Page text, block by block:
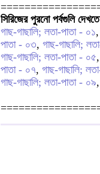
সিরিজের পুরনো পর্বগুলি
গাছ-গাছালি; লতা-পাতা - ০১,
পাতা - ০৩, গাছ-গাছালি;
গাছ-গাছালি; লতা-পাতা - ০৫,
পাতা - ০৭, গাছ-গাছালি;
গাছ-গাছালি; লতা-পাতা - ০৯,